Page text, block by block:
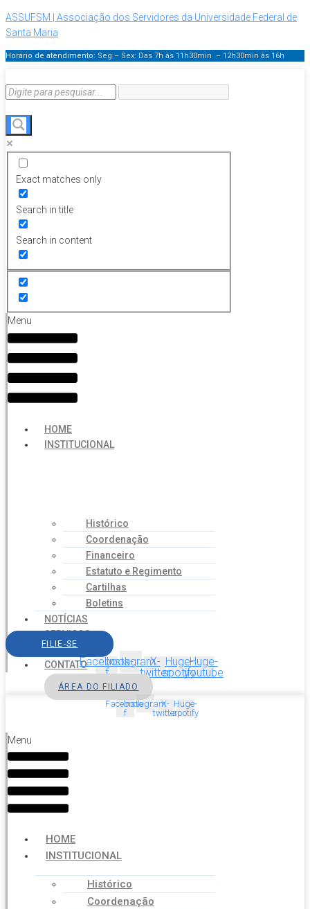
ASSUFSM | Associação dos Servidores da Universidade Federal de
Santa Maria
Horário de atendimento: Seg – Sex: Das 7h às 11h30min – 12h30min às 16h
Exact matches only
Search in title
Search in content
Menu
HOME
INSTITUCIONAL
Histórico
Coordenação
Financeiro
Estatuto e Regimento
Cartilhas
Boletins
NOTÍCIAS
SERVIÇOS
AGENDA
CONTATO
FILIE-SE
Facebook-
f
InstagramX-
twitter
Huge-
spotify
Huge-
youtube
ÁREA DO FILIADO
Facebook-
f
InstagramX-
twitter
Huge-
spotify
Menu
HOME
INSTITUCIONAL
Histórico
Coordenação